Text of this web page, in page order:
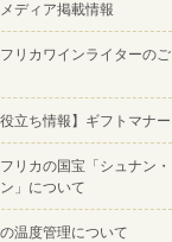
ディア掲載情報
リカワインライターのご
役立ち情報】ギフトマナー
リカの国宝「シュナン・
」について
温度管理について